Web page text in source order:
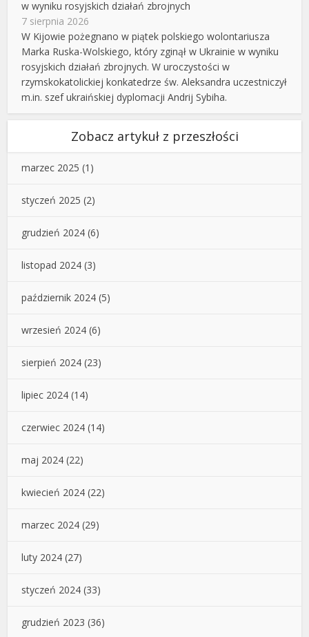
w wyniku rosyjskich działań zbrojnych
7 sierpnia 2026
W Kijowie pożegnano w piątek polskiego wolontariusza
Marka Ruska-Wolskiego, który zginął w Ukrainie w wyniku
rosyjskich działań zbrojnych. W uroczystości w
rzymskokatolickiej konkatedrze św. Aleksandra uczestniczył
m.in. szef ukraińskiej dyplomacji Andrij Sybiha.
Zobacz artykuł z przeszłości
marzec 2025 (1)
styczeń 2025 (2)
grudzień 2024 (6)
listopad 2024 (3)
październik 2024 (5)
wrzesień 2024 (6)
sierpień 2024 (23)
lipiec 2024 (14)
czerwiec 2024 (14)
maj 2024 (22)
kwiecień 2024 (22)
marzec 2024 (29)
luty 2024 (27)
styczeń 2024 (33)
grudzień 2023 (36)